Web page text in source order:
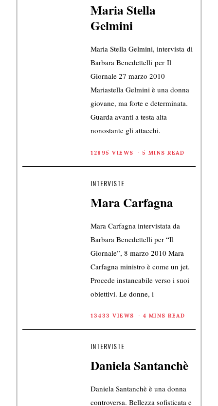
Maria Stella
Gelmini
Maria Stella Gelmini, intervista di
Barbara Benedettelli per Il
Giornale 27 marzo 2010
Mariastella Gelmini è una donna
giovane, ma forte e determinata.
Guarda avanti a testa alta
nonostante gli attacchi.
12895 VIEWS 5 MINS READ
INTERVISTE
Mara Carfagna
Mara Carfagna intervistata da
Barbara Benedettelli per “Il
Giornale”, 8 marzo 2010 Mara
Carfagna ministro è come un jet.
Procede instancabile verso i suoi
obiettivi. Le donne, i
13433 VIEWS 4 MINS READ
INTERVISTE
Daniela Santanchè
Daniela Santanchè è una donna
controversa. Bellezza sofisticata e